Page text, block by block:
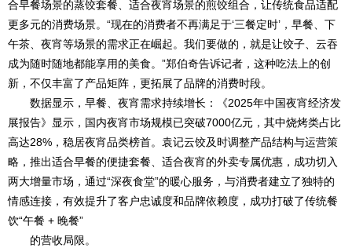
合早餐场景的蒸饺套餐、适合夜宵场景的煎饺组合，让传统食品适配
更多元的消费场景。“现在的消费者不再满足于‘三餐定时’，早餐、下
午茶、夜宵等场景的需求正在崛起。我们要做的，就是让饺子、云吞
成为随时随地都能享用的美食。”郑伯奇告诉记者，这种吃法上的创
新，不仅丰富了产品矩阵，更拓展了品牌的消费时段。
数据显示，早餐、夜宵需求持续增长：《2025年中国夜宵经济发
展报告》显示，国内夜宵市场规模已突破7000亿元，其中烧烤类占比
高达28%，稳居夜宵品类榜首。袁记云饺及时调整产品结构与运营策
略，推出适合早餐的便捷套餐、适合夜宵的外卖专属优惠，成功切入
两大增量市场，通过“深夜食堂”的暖心服务，与消费者建立了独特的
情感连接，有效提升了客户忠诚度和品牌依赖度，成功打破了传统餐
饮“午餐 + 晚餐”
的营收局限。